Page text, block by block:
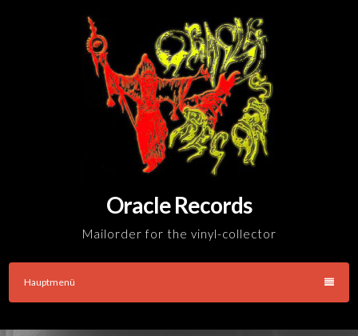
Oracle Records
Mailorder for the vinyl-collector
Hauptmenü